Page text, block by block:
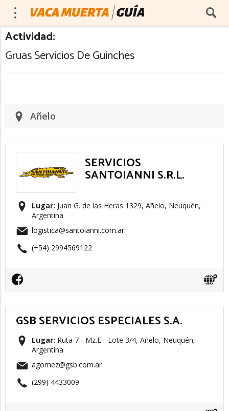
Actividad:
Gruas Servicios De Guinches
Añelo
SERVICIOS
SANTOIANNI S.R.L.
Lugar: Juan G. de las Heras 1329, Añelo, Neuquén,
Argentina
logistica@santoianni.com.ar
(+54) 2994569122
GSB SERVICIOS ESPECIALES S.A.
Lugar: Ruta 7 - Mz.E - Lote 3/4, Añelo, Neuquén,
Argentina
agomez@gsb.com.ar
(299) 4433009